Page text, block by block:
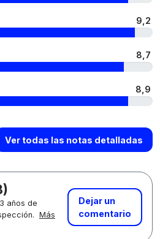
9,2
8,7
8,9
Ver todas las notas detalladas
años de
Más
Dejar un
comentario